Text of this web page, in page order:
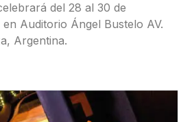
del 28 al 30 de
Auditorio Ángel Bustelo AV.
Argentina.